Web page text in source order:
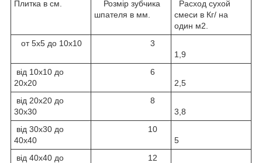
Плитка в см.
Розмір зубчика
шпателя в мм.
Расход сухой
смеси в Кг/ на
один м2.
от 5х5 до 10х10
3
1,9
від 10х10 до
20х20
6
2,5
від 20х20 до
30х30
8
3,8
від 30х30 до
40х40
10
5
від 40х40 до
12